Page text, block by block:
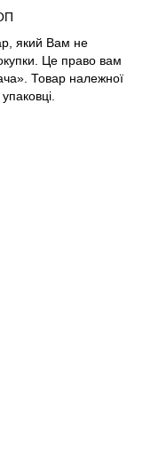
який Вам не
Це право вам
Товар належної